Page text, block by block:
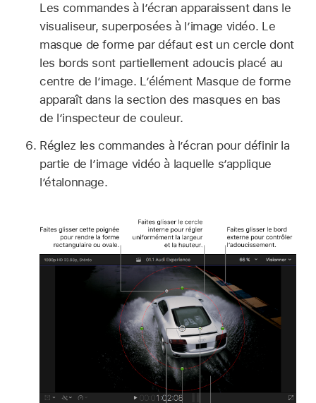
Les commandes à l’écran apparaissent dans le
visualiseur, superposées à l’image vidéo. Le
masque de forme par défaut est un cercle dont
les bords sont partiellement adoucis placé au
centre de l’image. L’élément Masque de forme
apparaît dans la section des masques en bas
de l’inspecteur de couleur.
Réglez les commandes à l’écran pour définir la
partie de l’image vidéo à laquelle s’applique
l’étalonnage.